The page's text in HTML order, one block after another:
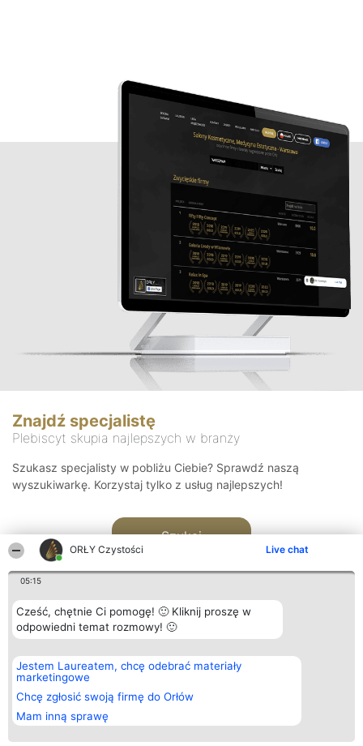
ORŁY Czystości Live chat
05:15
Cześć, chętnie Ci pomogę! 🙂 Kliknij proszę w
odpowiedni temat rozmowy! 🙂
Jestem Laureatem, chcę odebrać materiały
marketingowe
Chcę zgłosić swoją firmę do Orłów
Mam inną sprawę
Znajdź specjalistę
Plebiscyt skupia najlepszych w branży
Szukasz specjalisty w pobliżu Ciebie? Sprawdź naszą
wyszukiwarkę. Korzystaj tylko z usług najlepszych!
Szukaj
Organizator plebiscytu
Bright Side Solutions sp. z o.
o. sp. k.
ul. Ruska 22
Wrocław 50-079
KRS 0000749100 | Regon
381313360 | NIP 8943132676
Plebiscyt
Laureaci
wszystkich
Laureatów
Regulamin
Kontakt
Kontakt